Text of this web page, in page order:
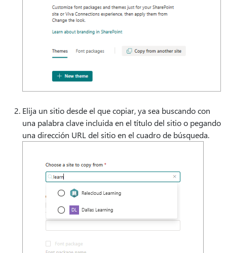
Elija un sitio desde el que copiar, ya sea buscando con
una palabra clave incluida en el título del sitio o pegando
una dirección URL del sitio en el cuadro de búsqueda.